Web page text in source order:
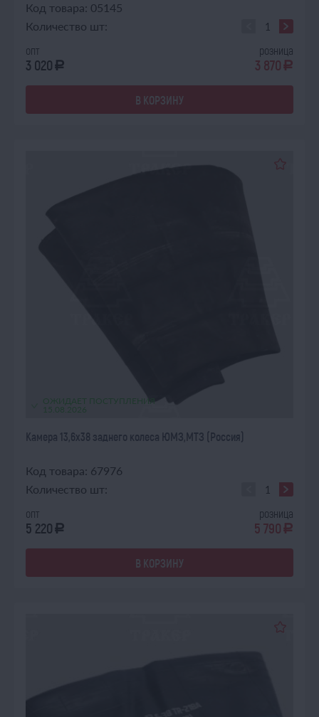
Код товара: 05145
Количество шт:
опт
3 020 a
розница
3 870 a
В КОРЗИНУ
ОЖИДАЕТ ПОСТУПЛЕНИЯ
15.08.2026
Камера 13,6х38 заднего колеса ЮМЗ,МТЗ (Россия)
Код товара: 67976
Количество шт:
опт
5 220 a
розница
5 790 a
В КОРЗИНУ